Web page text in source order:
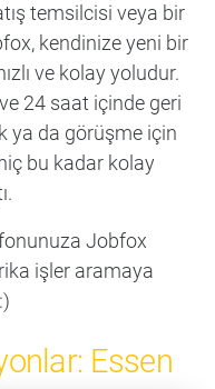
temsilcisi veya bir
kendinize yeni bir
ve kolay yoludur.
24 saat içinde geri
ya da görüşme için
bu kadar kolay
Jobfox
işler aramaya
Essen